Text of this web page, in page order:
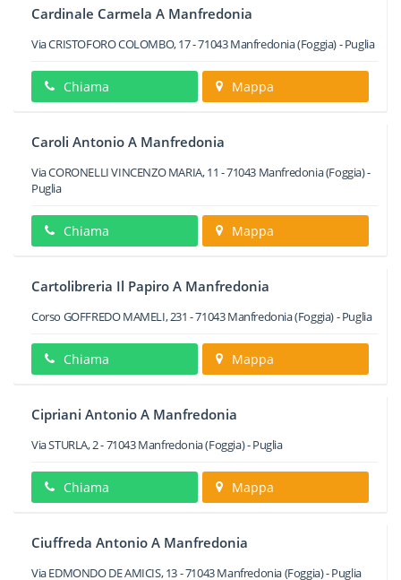
Cardinale Carmela A Manfredonia
Via CRISTOFORO COLOMBO, 17-71043Manfredonia(Foggia) -Puglia
Chiama Mappa
Caroli Antonio A Manfredonia
Via CORONELLI VINCENZO MARIA, 11 -71043 Manfredonia(Foggia) -
Puglia
Chiama Mappa
Cartolibreria Il Papiro A Manfredonia
Corso GOFFREDO MAMELI, 231 -71043Manfredonia(Foggia) -Puglia
Chiama Mappa
Cipriani Antonio A Manfredonia
Via STURLA, 2-71043Manfredonia(Foggia) -Puglia
Chiama Mappa
Ciuffreda Antonio A Manfredonia
Via EDMONDO DE AMICIS, 13-71043Manfredonia(Foggia) -Puglia